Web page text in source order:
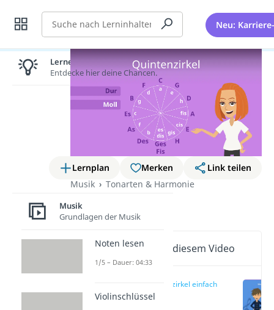
Suche Neu:
Lernplan Merken
Link teilen
Musik
Tonarten & Harmonie
Quintenzirkel
Wichtige Inhalte in diesem Video
Quintenzirkel einfach
erklärt
Lernen lohnt sich!
Entdecke hier deine Chancen.
Musik
Grundlagen der Musik
Noten lesen
1/5 – Dauer: 04:33
Violinschlüssel